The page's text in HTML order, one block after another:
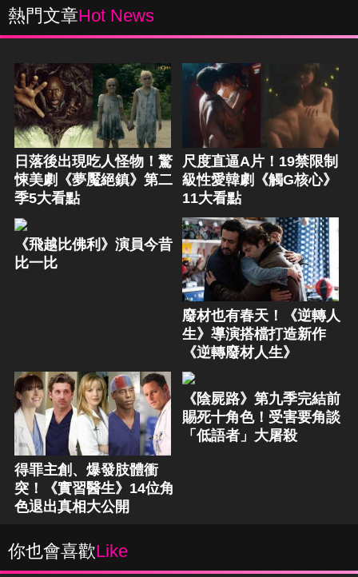
熱門文章Hot News
日落後出現吃人怪物！驚
悚美劇《夢魘絕鎮》第二
季5大看點
尺度直逼A片！19禁限制
級性愛韓劇《觸G核心》
11大看點
《飛越比佛利》演員今昔
比一比
廢材也有春天！《逆轉人
生》導演搭檔打造新作
《逆轉廢材人生》
得罪主創、爆發肢體衝
突！《實習醫生》14位角
色退出真相大公開
《陰屍路》第九季完結前
賜死十角色！受害要角談
「低語者」大屠殺
你也會喜歡Like